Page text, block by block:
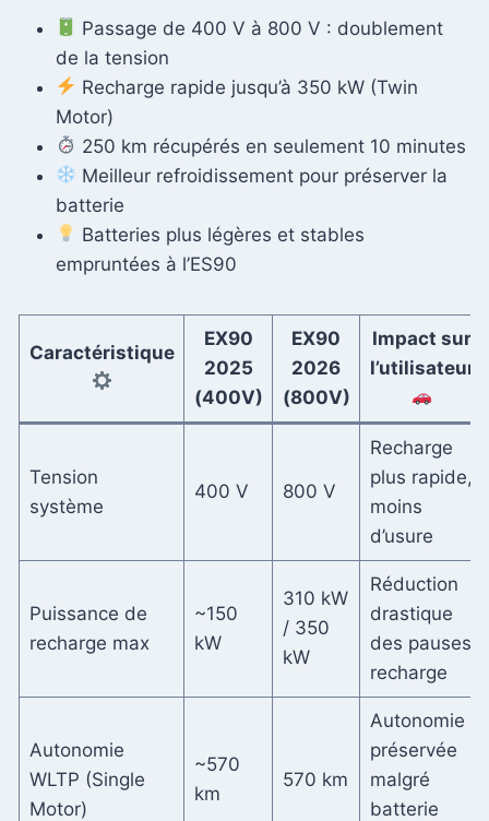
Passage de 400 V à 800 V : doublement
de la tension
Recharge rapide jusqu’à 350 kW (Twin
Motor)
250 km récupérés en seulement 10 minutes
Meilleur refroidissement pour préserver la
batterie
Batteries plus légères et stables
empruntées à l’ES90
Caractéristique
EX90
2025
(400V)
EX90
2026
(800V)
Impact sur
l’utilisateur
Tension
système
400 V 800 V
Recharge
plus rapide,
moins
d’usure
Puissance de
recharge max
~150
kW
310 kW
/ 350
kW
Réduction
drastique
des pauses
recharge
Autonomie
WLTP (Single
Motor)
~570
km
570 km
Autonomie
préservée
malgré
batterie